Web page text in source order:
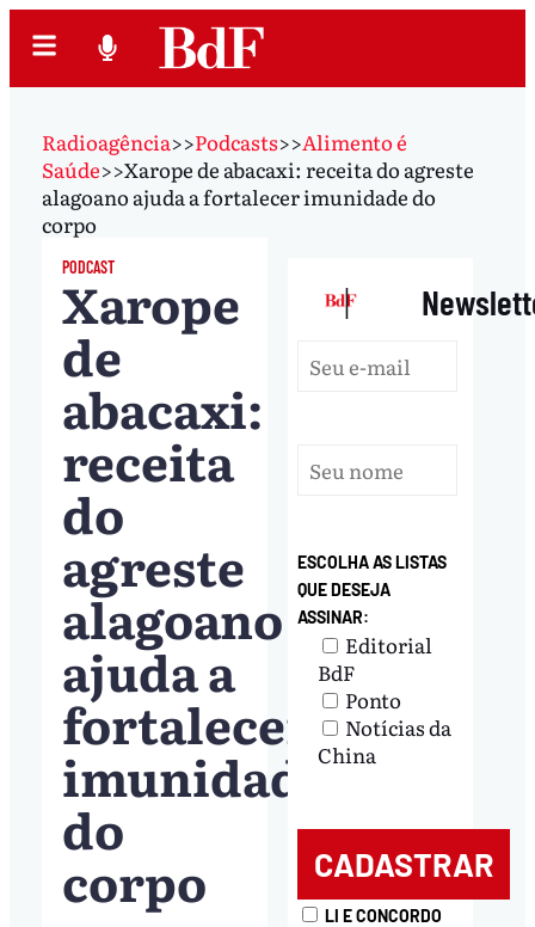
Radioagência>>Podcasts>>Alimento é
Saúde>>Xarope de abacaxi: receita do agreste
alagoano ajuda a fortalecer imunidade do
corpo
PODCAST
Xarope
de
abacaxi:
receita
do
agreste
alagoano
ajuda a
fortalecer
imunidade
do
corpo
|
ESCOLHA AS LISTAS
QUE DESEJA
ASSINAR:
Editorial
BdF
Ponto
Notícias da
China
LI E CONCORDO